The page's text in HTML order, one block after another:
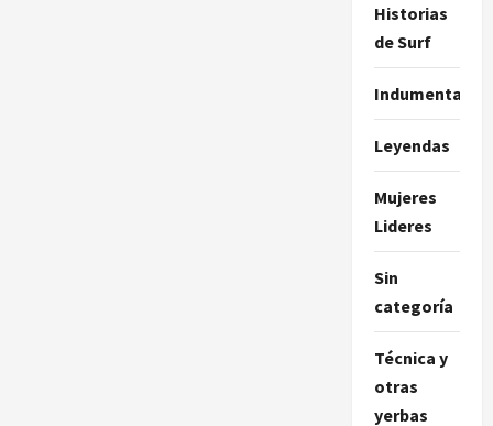
Historias
de Surf
Indumentaria
Leyendas
Mujeres
Lideres
Sin
categoría
Técnica y
otras
yerbas